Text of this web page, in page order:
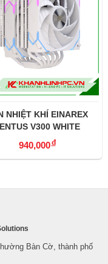
NHIỆT KHÍ EINAREX
V300 WHITE
940,000đ
Bàn Cờ, thành phố